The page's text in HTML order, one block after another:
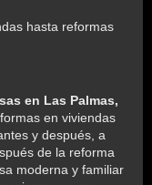
hasta reformas
en Las Palmas,
en viviendas
y después, a
de la reforma
moderna y familiar